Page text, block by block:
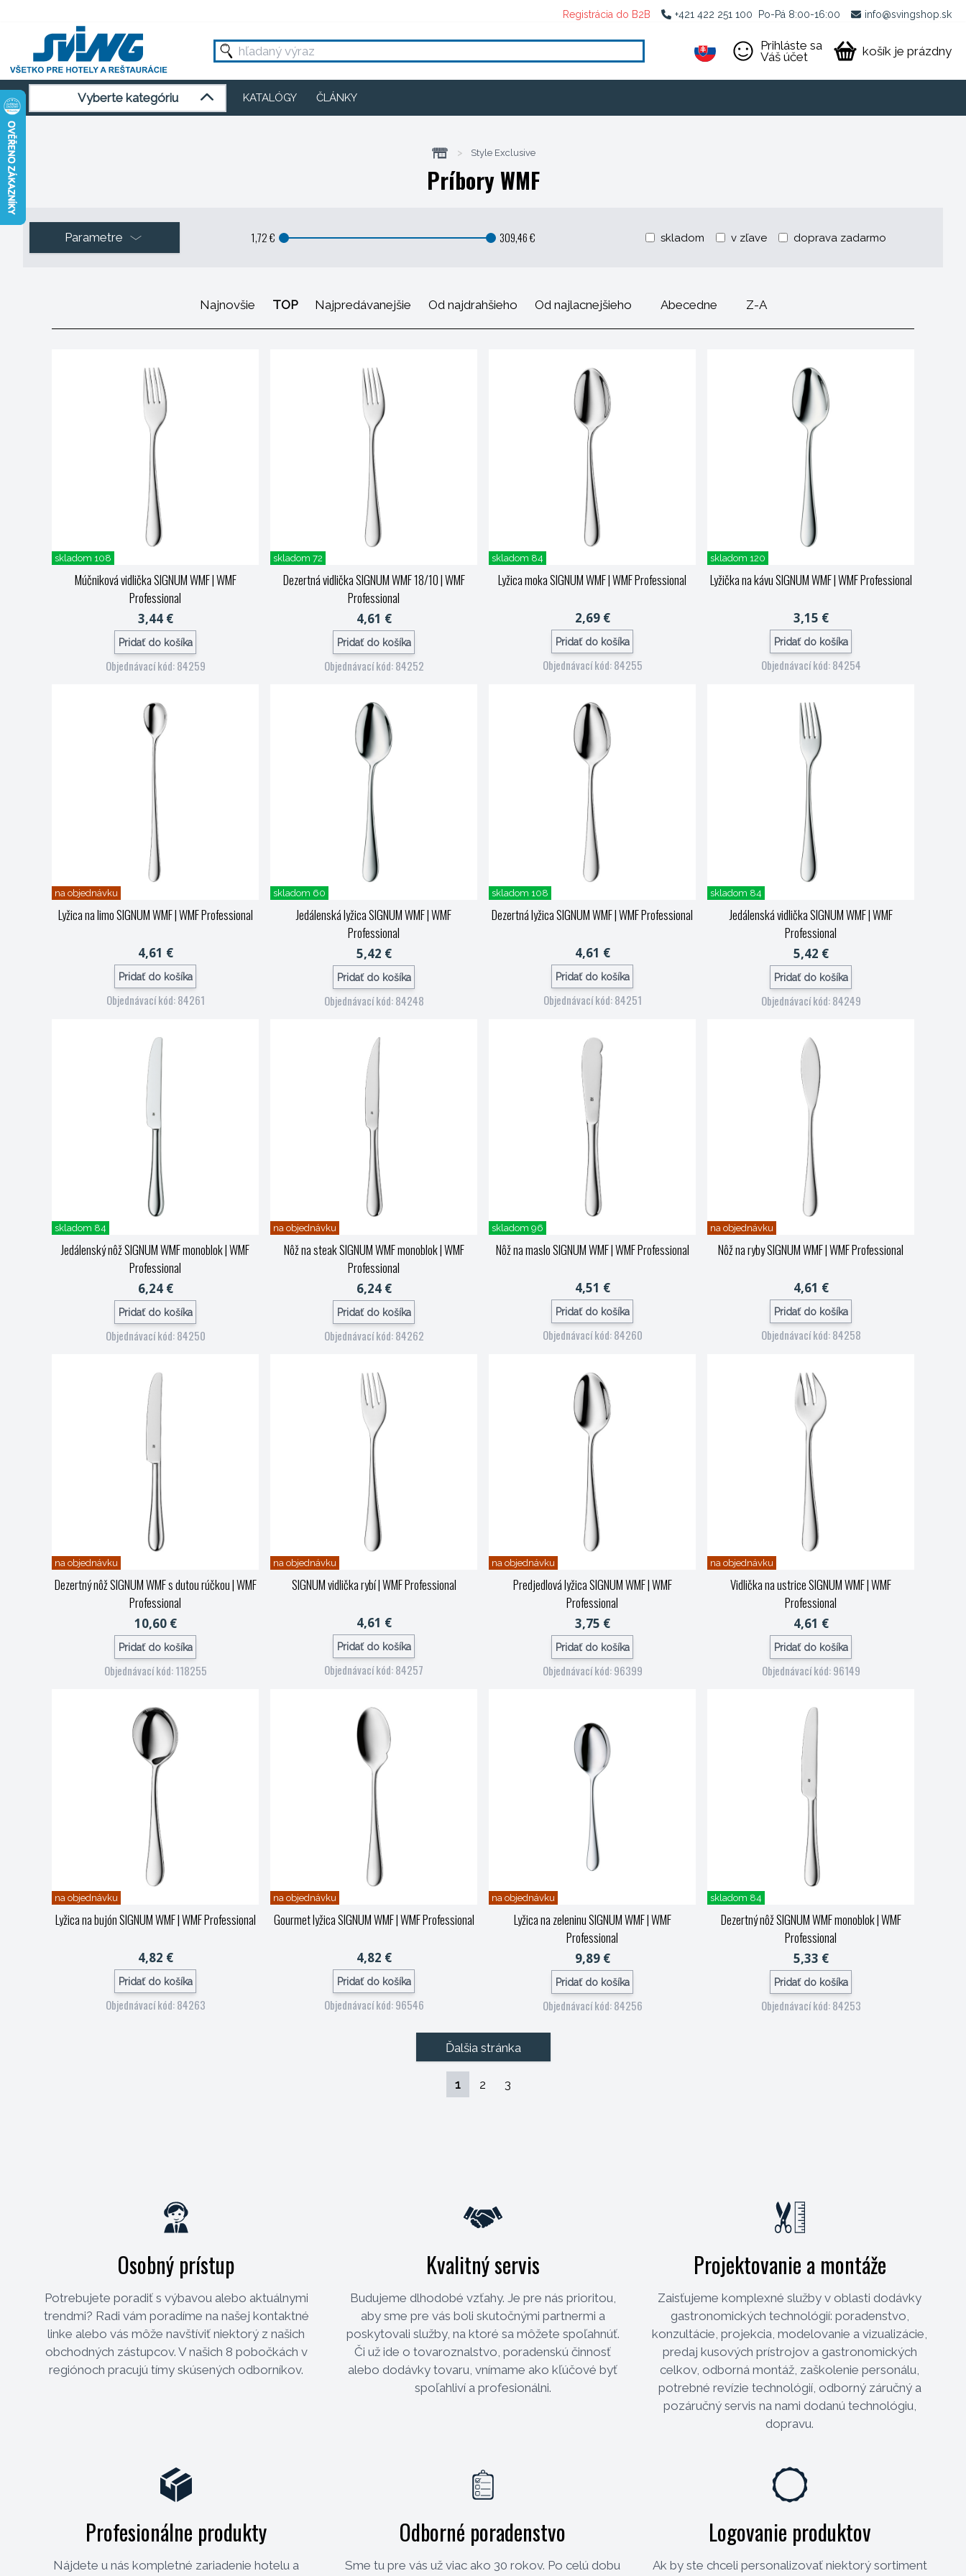
Registrácia do B2B +421 422 251 100 Po-Pá 8:00-16:00 info@svingshop.sk
Prihláste sa
Váš účet
košík je prázdny
Vyberte kategóriu KATALÓGY ČLÁNKY
> Style Exclusive
Príbory WMF
1,72 € 309,46 € skladom v zľave doprava zadarmo
Parametre
Najnovšie TOP Najpredávanejšie Od najdrahšieho Od najlacnejšieho Abecedne Z-A
skladom 108
Múčniková vidlička SIGNUM WMF| WMF
Professional
3,44 €
Pridať do košíka
Objednávací kód: 84259
skladom 72
Dezertná vidlička SIGNUM WMF 18/10| WMF
Professional
4,61 €
Pridať do košíka
Objednávací kód: 84252
skladom 84
Lyžica moka SIGNUM WMF| WMF Professional
2,69 €
Pridať do košíka
Objednávací kód: 84255
skladom 120
Lyžička na kávu SIGNUM WMF| WMF Professional
3,15 €
Pridať do košíka
Objednávací kód: 84254
na objednávku
Lyžica na limo SIGNUM WMF| WMF Professional
4,61 €
Pridať do košíka
Objednávací kód: 84261
skladom 60
Jedálenská lyžica SIGNUM WMF| WMF
Professional
5,42 €
Pridať do košíka
Objednávací kód: 84248
skladom 108
Dezertná lyžica SIGNUM WMF| WMF Professional
4,61 €
Pridať do košíka
Objednávací kód: 84251
skladom 84
Jedálenská vidlička SIGNUM WMF| WMF
Professional
5,42 €
Pridať do košíka
Objednávací kód: 84249
skladom 84
Jedálenský nôž SIGNUM WMF monoblok| WMF
Professional
6,24 €
Pridať do košíka
Objednávací kód: 84250
na objednávku
Nôž na steak SIGNUM WMF monoblok| WMF
Professional
6,24 €
Pridať do košíka
Objednávací kód: 84262
skladom 96
Nôž na maslo SIGNUM WMF| WMF Professional
4,51 €
Pridať do košíka
Objednávací kód: 84260
na objednávku
Nôž na ryby SIGNUM WMF| WMF Professional
4,61 €
Pridať do košíka
Objednávací kód: 84258
na objednávku
Dezertný nôž SIGNUM WMF s dutou rúčkou| WMF
Professional
10,60 €
Pridať do košíka
Objednávací kód: 118255
na objednávku
SIGNUM vidlička rybí| WMF Professional
4,61 €
Pridať do košíka
Objednávací kód: 84257
na objednávku
Predjedlová lyžica SIGNUM WMF| WMF
Professional
3,75 €
Pridať do košíka
Objednávací kód: 96399
na objednávku
Vidlička na ustrice SIGNUM WMF| WMF
Professional
4,61 €
Pridať do košíka
Objednávací kód: 96149
na objednávku
Lyžica na bujón SIGNUM WMF| WMF Professional
4,82 €
Pridať do košíka
Objednávací kód: 84263
na objednávku
Gourmet lyžica SIGNUM WMF| WMF Professional
4,82 €
Pridať do košíka
Objednávací kód: 96546
na objednávku
Lyžica na zeleninu SIGNUM WMF| WMF
Professional
9,89 €
Pridať do košíka
Objednávací kód: 84256
skladom 84
Dezertný nôž SIGNUM WMF monoblok| WMF
Professional
5,33 €
Pridať do košíka
Objednávací kód: 84253
Ďalšia stránka
1 2 3
Osobný prístup
Potrebujete poradiť s výbavou alebo aktuálnymi
trendmi? Radi vám poradíme na našej kontaktné
linke alebo vás môže navštíviť niektorý z našich
obchodných zástupcov. V našich 8 pobočkách v
regiónoch pracujú tímy skúsených odborníkov.
Kvalitný servis
Budujeme dlhodobé vzťahy. Je pre nás prioritou,
aby sme pre vás boli skutočnými partnermi a
poskytovali služby, na ktoré sa môžete spoľahnúť.
Či už ide o tovaroznalstvo, poradenskú činnosť
alebo dodávky tovaru, vnímame ako kľúčové byť
spoľahliví a profesionálni.
Projektovanie a montáže
Zaisťujeme komplexné služby v oblasti dodávky
gastronomických technológií: poradenstvo,
konzultácie, projekcia, modelovanie a vizualizácie,
predaj kusových prístrojov a gastronomických
celkov, odborná montáž, zaškolenie personálu,
potrebné revízie technológií, odborný záručný a
pozáručný servis na nami dodanú technológiu,
dopravu.
Profesionálne produkty
Nájdete u nás kompletné zariadenie hotelu a
Odborné poradenstvo
Sme tu pre vás už viac ako 30 rokov. Po celú dobu
Logovanie produktov
Ak by ste chceli personalizovať niektorý sortiment